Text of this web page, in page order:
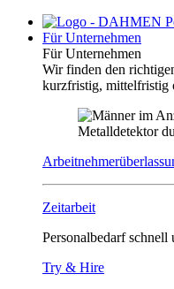
Für Unternehmen
Für Unternehmen
Wir finden den
kurzfristig, mittelfristig
Zeitarbeit
Personalbedarf schnell
Try & Hire